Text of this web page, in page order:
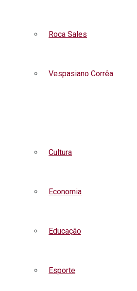
Roca Sales
Vespasiano Corrêa
Cultura
Economia
Educação
Esporte